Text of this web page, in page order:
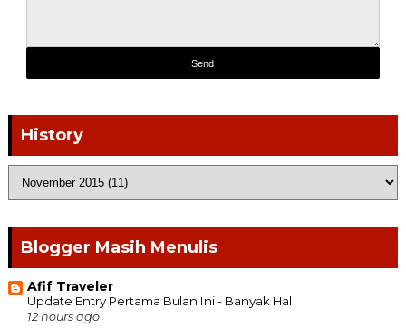
History
Blogger Masih Menulis
Afif Traveler
Update Entry Pertama Bulan Ini - Banyak Hal
12 hours ago